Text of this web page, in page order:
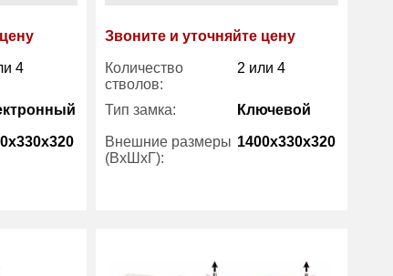
4
Звоните и уточняйте цену
Количество
стволов:
2 или 4
Тип замка: Ключевой
Внешние размеры
(ВхШхГ):
1400x330x320